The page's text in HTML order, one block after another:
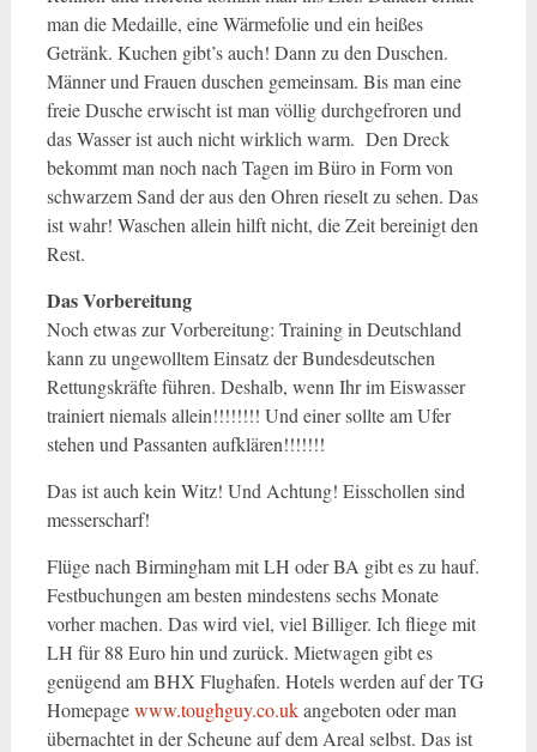
man die Medaille, eine Wärmefolie und ein heißes
Getränk. Kuchen gibt’s auch! Dann zu den Duschen.
Männer und Frauen duschen gemeinsam. Bis man eine
freie Dusche erwischt ist man völlig durchgefroren und
das Wasser ist auch nicht wirklich warm. Den Dreck
bekommt man noch nach Tagen im Büro in Form von
schwarzem Sand der aus den Ohren rieselt zu sehen. Das
ist wahr! Waschen allein hilft nicht, die Zeit bereinigt den
Rest.
Das Vorbereitung
Noch etwas zur Vorbereitung: Training in Deutschland
kann zu ungewolltem Einsatz der Bundesdeutschen
Rettungskräfte führen. Deshalb, wenn Ihr im Eiswasser
trainiert niemals allein!!!!!!!! Und einer sollte am Ufer
stehen und Passanten aufklären!!!!!!!
Das ist auch kein Witz! Und Achtung! Eisschollen sind
messerscharf!
Flüge nach Birmingham mit LH oder BA gibt es zu hauf.
Festbuchungen am besten mindestens sechs Monate
vorher machen. Das wird viel, viel Billiger. Ich fliege mit
LH für 88 Euro hin und zurück. Mietwagen gibt es
genügend am BHX Flughafen. Hotels werden auf der TG
Homepagewww.toughguy.co.ukangeboten oder man
übernachtet in der Scheune auf dem Areal selbst. Das ist